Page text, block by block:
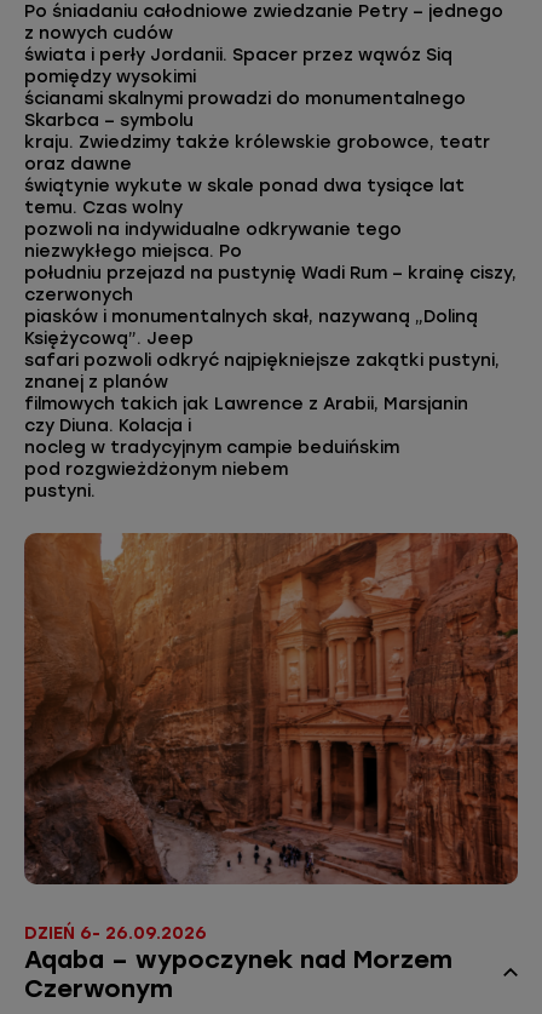
Po śniadaniu całodniowe zwiedzanie Petry – jednego
z nowych cudów
świata i perły Jordanii. Spacer przez wąwóz Siq
pomiędzy wysokimi
ścianami skalnymi prowadzi do monumentalnego
Skarbca – symbolu
kraju. Zwiedzimy także królewskie grobowce, teatr
oraz dawne
świątynie wykute w skale ponad dwa tysiące lat
temu. Czas wolny
pozwoli na indywidualne odkrywanie tego
niezwykłego miejsca. Po
południu przejazd na pustynię Wadi Rum – krainę ciszy,
czerwonych
piasków i monumentalnych skał, nazywaną „Doliną
Księżycową”. Jeep
safari pozwoli odkryć najpiękniejsze zakątki pustyni,
znanej z planów
filmowych takich jak Lawrence z Arabii, Marsjanin
czy Diuna. Kolacja i
nocleg w tradycyjnym campie beduińskim
pod rozgwieżdżonym niebem
pustyni.
DZIEŃ 6- 26.09.2026
Aqaba – wypoczynek nad Morzem
Czerwonym